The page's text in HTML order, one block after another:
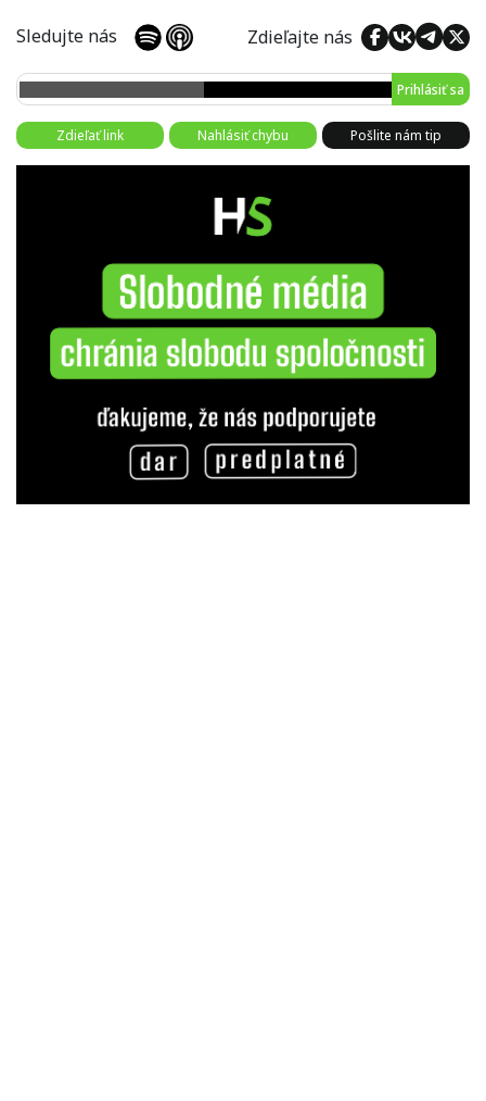
Sledujte nás Zdieľajte nás
Prihlásiť sa
Zdieľať link Nahlásiť chybu Pošlite nám tip